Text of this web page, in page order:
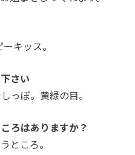
キッス。
さい
っぽ。黄緑の目。
ろはありますか？
ところ。